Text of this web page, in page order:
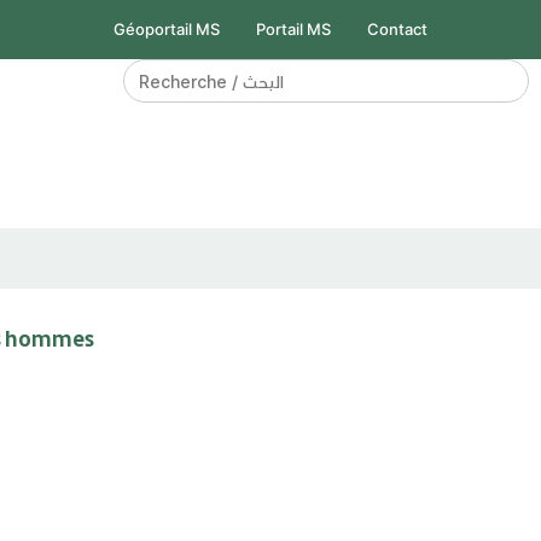
Géoportail MS Portail MS Contact
Search
for:
hommes